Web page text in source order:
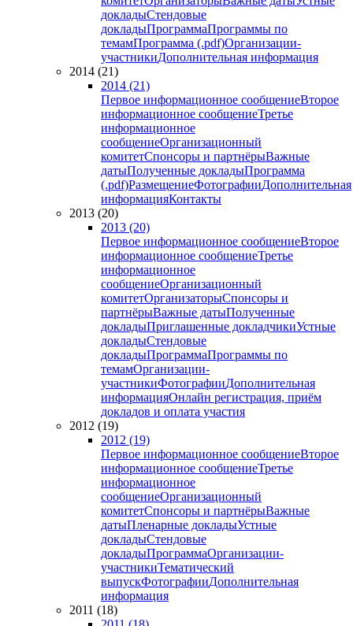
докладыСтендовые
докладыПрограммаПрограммы по
темамПрограмма (.pdf)Организации-
участникиДополнительная информация
2014 (21)
2014 (21)
Первое информационное сообщениеВторое
информационное сообщениеТретье
информационное
сообщениеОрганизационный
комитетСпонсоры и партнёрыВажные
датыПолученные докладыПрограмма
(.pdf)РазмещениеФотографииДополнительная
информацияКонтакты
2013 (20)
2013 (20)
Первое информационное сообщениеВторое
информационное сообщениеТретье
информационное
сообщениеОрганизационный
комитетОрганизаторыСпонсоры и
партнёрыВажные датыПолученные
докладыПриглашенные докладчикиУстные
докладыСтендовые
докладыПрограммаПрограммы по
темамОрганизации-
участникиФотографииДополнительная
информацияОнлайн регистрация, приём
докладов и оплата участия
2012 (19)
2012 (19)
Первое информационное сообщениеВторое
информационное сообщениеТретье
информационное
сообщениеОрганизационный
комитетСпонсоры и партнёрыВажные
датыПленарные докладыУстные
докладыСтендовые
докладыПрограммаОрганизации-
участникиТематический
выпускФотографииДополнительная
информация
2011 (18)